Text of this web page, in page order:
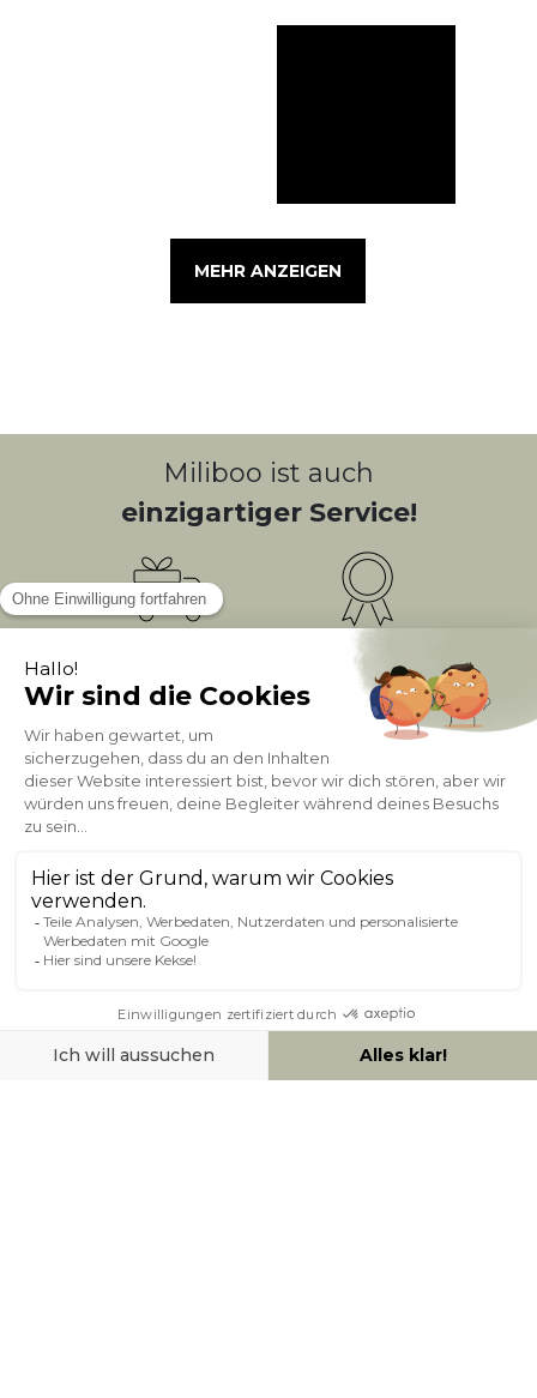
MEHR ANZEIGEN
Miliboo ist auch
einzigartiger Service!
Bonusprogramm
PUNKTE = 5
HILFE & KONTAKT